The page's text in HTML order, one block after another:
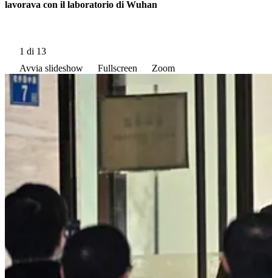
lavorava con il laboratorio di Wuhan
1 di 13
Avvia slideshow
Fullscreen Zoom